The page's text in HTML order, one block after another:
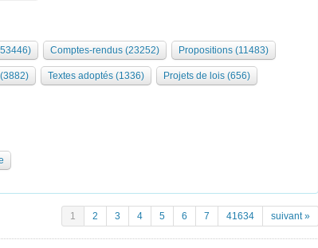
Comptes-rendus (23252) Propositions (11483)
Textes adoptés (1336) Projets de lois (656)
1 2 3 4 5 6 7 41634 suivant »